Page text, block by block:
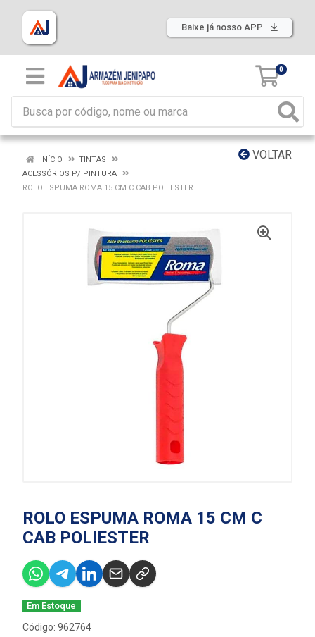
Baixe já nosso APP
0
VOLTAR
INÍCIO
TINTAS
ACESSÓRIOS P/ PINTURA
ROLO ESPUMA ROMA 15 CM C CAB POLIESTER
ROLO ESPUMA ROMA 15 CM C
CAB POLIESTER
Em Estoque
Código: 962764